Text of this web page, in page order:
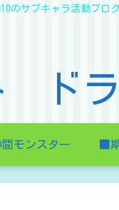
のサブキャラ活動ブロ
ド
間モンスター ■